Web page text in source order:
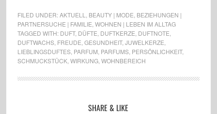
FILED UNDER:AKTUELL BEAUTY | MODE BEZIEHUNGEN |
PARTNERSUCHE | FAMILIE WOHNEN | LEBEN IM ALLTAG
TAGGED WITH: DUFT, DÜFTE DUFTKERZE DUFTNOTE
DUFTWACHS, FREUDE GESUNDHEIT, JUWELKERZE
LIEBLINGSDUFTES, PARFUM PARFUMS, PERSÖNLICHKEIT,
SCHMUCKSTÜCK, WIRKUNG, WOHNBEREICH
SHARE & LIKE